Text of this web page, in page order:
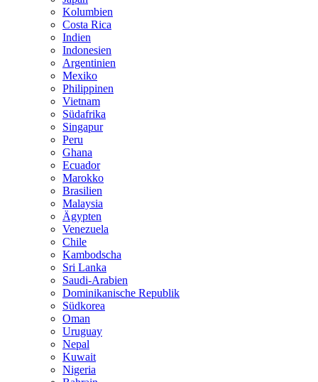
Kolumbien
Costa Rica
Indien
Indonesien
Argentinien
Mexiko
Philippinen
Vietnam
Südafrika
Singapur
Peru
Ghana
Ecuador
Marokko
Brasilien
Malaysia
Ägypten
Venezuela
Chile
Kambodscha
Sri Lanka
Saudi-Arabien
Dominikanische Republik
Südkorea
Oman
Uruguay
Nepal
Kuwait
Nigeria